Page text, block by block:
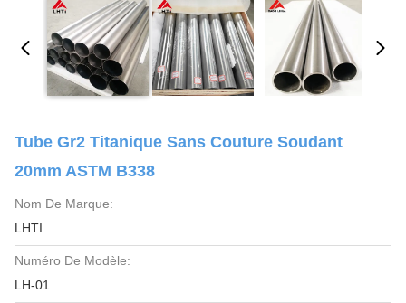
Tube Gr2 Titanique Sans Couture Soudant
20mm ASTM B338
Nom De Marque:
LHTI
Numéro De Modèle:
LH-01